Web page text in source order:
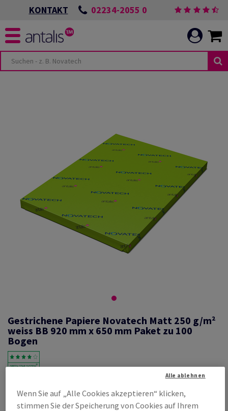
KONTAKT 02234-2055 0
Gestrichene Papiere Novatech Matt 250 g/m²
weiss BB 920 mm x 650 mm Paket zu 100
Bogen
Novatech, Matt, beidseitig gestrichen, weiss, holzfrei ECF, 250g/m2,
920mm x 650mm, BB, Paket zu 100 Bogen/Blatt, FSC Mix Credit
Wenn Sie auf „Alle Cookies akzeptieren“ klicken,
stimmen Sie der Speicherung von Cookies auf Ihrem
Alle ablehnen